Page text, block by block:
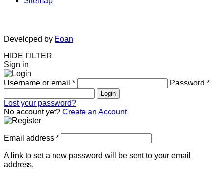
Developed by Eoan
HIDE FILTER
Sign in
Username or email * Password *
Login
Lost your password?
No account yet? Create an Account
Email address *
A link to set a new password will be sent to your email
address.